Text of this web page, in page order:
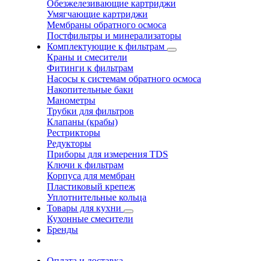
Обезжелезивающие картриджи
Умягчающие картриджи
Мембраны обратного осмоса
Постфильтры и минерализаторы
Комплектующие к фильтрам
Краны и смесители
Фитинги к фильтрам
Насосы к системам обратного осмоса
Накопительные баки
Манометры
Трубки для фильтров
Клапаны (крабы)
Рестрикторы
Редукторы
Приборы для измерения TDS
Ключи к фильтрам
Корпуса для мембран
Пластиковый крепеж
Уплотнительные кольца
Товары для кухни
Кухонные смесители
Бренды